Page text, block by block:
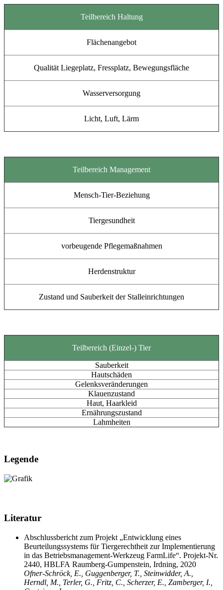
Teilbereich Haltung
Flächenangebot
Qualität Liegeplatz, Fressplatz, Bewegungsfläche
Wasserversorgung
Licht, Luft, Lärm
Teilbereich Management
Mensch-Tier-Beziehung
Tiergesundheit
vorbeugende Pflegemaßnahmen
Herdenstruktur
Zustand und Sauberkeit der Stalleinrichtungen
Teilbereich (Einzel-) Tier
Sauberkeit
Hautschäden
Gelenksveränderungen
Klauenzustand
Haut, Haarkleid
Ernährungszustand
Lahmheiten
Legende
Literatur
Abschlussbericht zum Projekt „Entwicklung eines
Beurteilungssystems für Tiergerechtheit zur Implementierung
in das Betriebsmanagement-Werkzeug FarmLife“. Projekt-Nr.
2440, HBLFA Raumberg-Gumpenstein, Irdning, 2020
Ofner-Schröck, E., Guggenberger, T., Steinwidder, A.,
Herndl, M., Terler, G., Fritz, C., Scherzer, E., Zamberger, I.,